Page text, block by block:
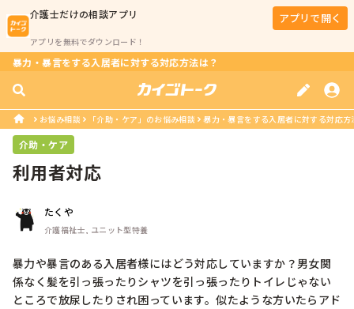
介護士だけの相談アプリ
アプリを無料でダウンロード！
アプリで開く
暴力・暴言をする入居者に対する対応方法は？
お悩み相談 「介助・ケア」のお悩み相談 暴力・暴言をする入居者に対する対応方
介助・ケア
利用者対応
たくや
介護福祉士, ユニット型特養
暴力や暴言のある入居者様にはどう対応していますか？男女関
係なく髪を引っ張ったりシャツを引っ張ったりトイレじゃない
ところで放尿したりされ困っています。似たような方いたらアド